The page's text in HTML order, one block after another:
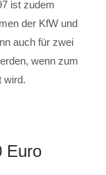
ist zudem
der KfW und
auch für zwei
wenn zum
wird.
Euro